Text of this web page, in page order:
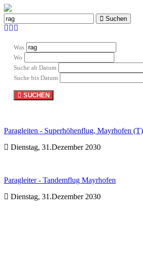
Suchen
Was
Wo
Suche ab Datum
Suche bis Datum
SUCHEN
Paragleiten - Superhöhenflug, Mayrhofen (T)
Dienstag, 31.Dezember 2030
Paragleiter - Tandemflug Mayrhofen
Dienstag, 31.Dezember 2030